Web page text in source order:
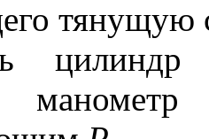
тянущую
цилиндр